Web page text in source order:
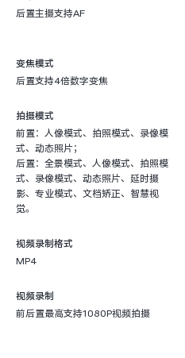
后置主摄支持AF
变焦模式
后置支持4倍数字变焦
拍摄模式
前置：人像模式、拍照模式、录像模
式、动态照片；
后置：全景模式、人像模式、拍照模
式、录像模式、动态照片、延时摄
影、专业模式、文档矫正、智慧视
觉。
视频录制格式
MP4
视频录制
前后置最高支持1080P视频拍摄